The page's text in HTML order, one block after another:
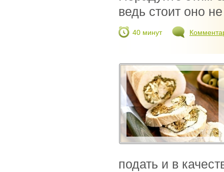
ведь стоит оно
40 минут
подать и в